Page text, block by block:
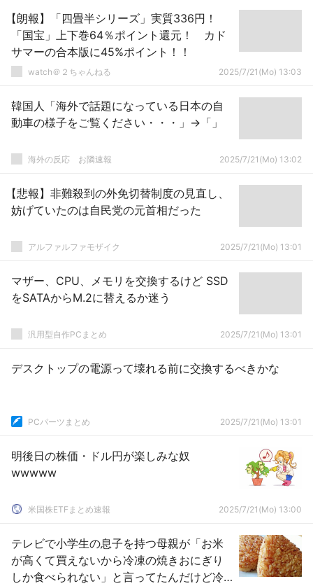
【朗報】「四畳半シリーズ」実質336円！
「国宝」上下巻64％ポイント還元！ カド
サマーの合本版に45%ポイント！！
watch＠２ちゃんねる 2025/7/21(Mo) 13:03
韓国人「海外で話題になっている日本の自
動車の様子をご覧ください・・・」→「」
海外の反応 お隣速報 2025/7/21(Mo) 13:02
【悲報】非難殺到の外免切替制度の見直し、
妨げていたのは自民党の元首相だった
アルファルファモザイク 2025/7/21(Mo) 13:01
マザー、CPU、メモリを交換するけど SSD
をSATAからM.2に替えるか迷う
汎用型自作PCまとめ 2025/7/21(Mo) 13:01
デスクトップの電源って壊れる前に交換するべきかな
PCパーツまとめ 2025/7/21(Mo) 13:01
明後日の株価・ドル円が楽しみな奴
wwwww
米国株ETFまとめ速報 2025/7/21(Mo) 13:00
テレビで小学生の息子を持つ母親が「お米
が高くて買えないから冷凍の焼きおにぎり
しか食べられない」と言ってたんだけど冷